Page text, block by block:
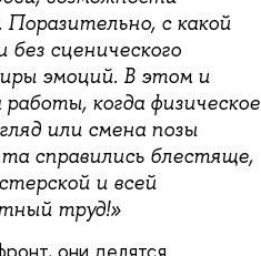
с какой
сценического
эмоций. В этом и
когда физическое
или смена позы
справились блестяще,
и всей
труд!»